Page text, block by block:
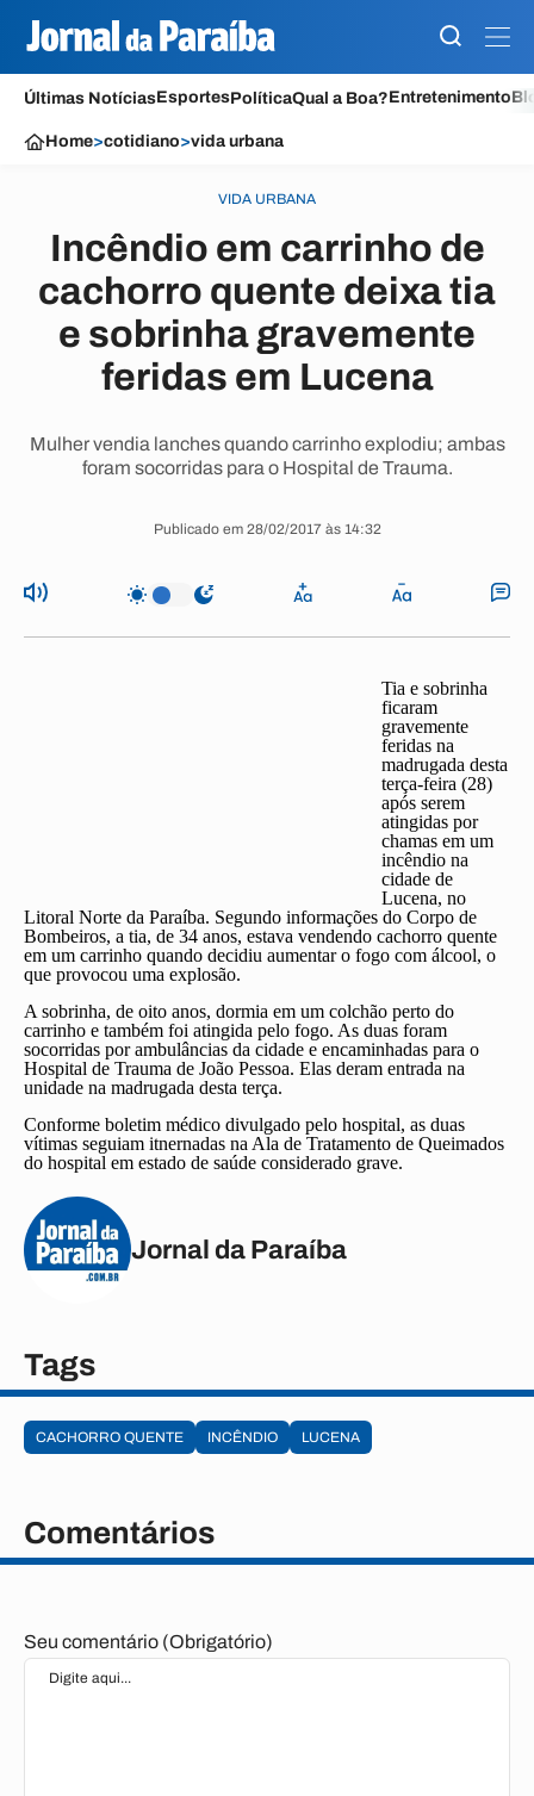
Últimas NotíciasEsportesPolíticaQual a Boa?Entretenimento
Home>cotidiano>vida urbana
VIDA URBANA
Incêndio em carrinho de
cachorro quente deixa tia
e sobrinha gravemente
feridas em Lucena
Mulher vendia lanches quando carrinho explodiu; ambas
foram socorridas para o Hospital de Trauma.
Publicado em 28/02/2017 às 14:32
Tia e sobrinha
ficaram
gravemente
feridas na
madrugada desta
terça-feira (28)
após serem
atingidas por
chamas em um
incêndio na
cidade de
Lucena, no
Litoral Norte da Paraíba. Segundo informações do Corpo de
Bombeiros, a tia, de 34 anos, estava vendendo cachorro quente
em um carrinho quando decidiu aumentar o fogo com álcool, o
que provocou uma explosão.
A sobrinha, de oito anos, dormia em um colchão perto do
carrinho e também foi atingida pelo fogo. As duas foram
socorridas por ambulâncias da cidade e encaminhadas para o
Hospital de Trauma de João Pessoa. Elas deram entrada na
unidade na madrugada desta terça.
Conforme boletim médico divulgado pelo hospital, as duas
vítimas seguiam itnernadas na Ala de Tratamento de Queimados
do hospital em estado de saúde considerado grave.
Jornal da Paraíba
Tags
CACHORRO QUENTE INCÊNDIO LUCENA
Comentários
Seu comentário (Obrigatório)